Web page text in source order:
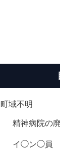
町域不明
精神病院の
イ◯ン◯員